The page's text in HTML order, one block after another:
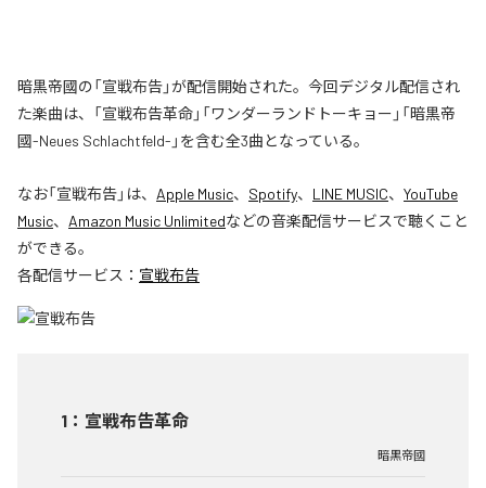
暗黒帝國の「宣戦布告」が配信開始された。今回デジタル配信され
た楽曲は、「宣戦布告革命」「ワンダーランドトーキョー」「暗黒帝
國-Neues Schlachtfeld-」を含む全3曲となっている。
なお「宣戦布告」は、 Apple Music、 Spotify、 LINE MUSIC、 YouTube
Music、 Amazon Music Unlimitedなどの音楽配信サービスで聴くこと
ができる。
各配信サービス： 宣戦布告
1 ： 宣戦布告革命
暗黒帝國